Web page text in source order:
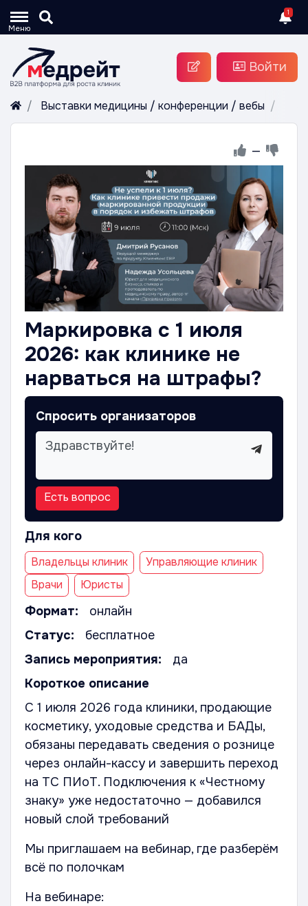
Меню
1
Войти
Выставки медицины / конференции / вебы
—
Маркировка с 1 июля
2026: как клинике не
нарваться на штрафы?
Спросить организаторов
Есть вопрос
Для кого
Владельцы клиник
Управляющие клиник
Врачи
Юристы
Формат:
онлайн
Статус:
бесплатное
Запись мероприятия:
да
Короткое описание
С 1 июля 2026 года клиники, продающие
косметику, уходовые средства и БАДы,
обязаны передавать сведения о рознице
через онлайн-кассу и завершить переход
на ТС ПИоТ. Подключения к «Честному
знаку» уже недостаточно — добавился
новый слой требований
Мы приглашаем на вебинар, где разберём
всё по полочкам
На вебинаре: